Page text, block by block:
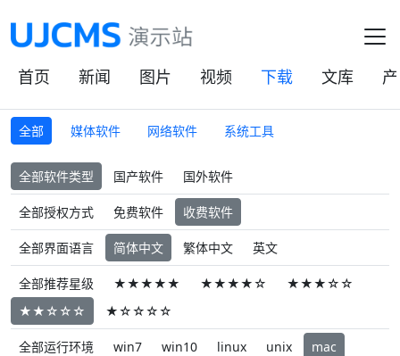
首页 新闻 图片 视频 下载 文库
全部 媒体软件 网络软件 系统工具
全部软件类型 国产软件 国外软件
全部授权方式 免费软件 收费软件
全部界面语言 简体中文 繁体中文 英文
全部推荐星级 ★★★★★ ★★★★☆
★★★☆☆
★★☆☆☆
★☆☆☆☆
全部运行环境 win7 win10 linux unix mac